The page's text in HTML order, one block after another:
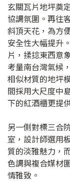
玄關瓦片地坪奠
協調氛圍。再往
斜頂天花，為方
安全性大幅提升
片，揉捻東西意
考量南台灣氣候
相似材質的地坪
間採用大尺度中
下的紅酒櫃更提
另一側對標三合
室，設計師選用
質的淡雅魅力，
色調與複合媒材
情雅致。